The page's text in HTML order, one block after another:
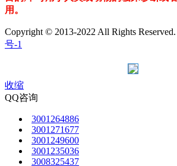
用。
Copyright © 2013-2022 All Rights Reserved.
号-1
收缩
QQ咨询
3001264886
3001271677
3001249600
3001235036
3008325437